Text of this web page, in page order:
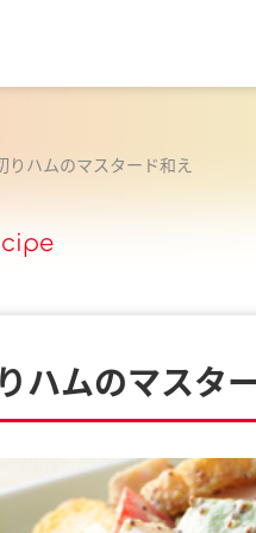
りハムのマスタード和え
ハムのマスタ